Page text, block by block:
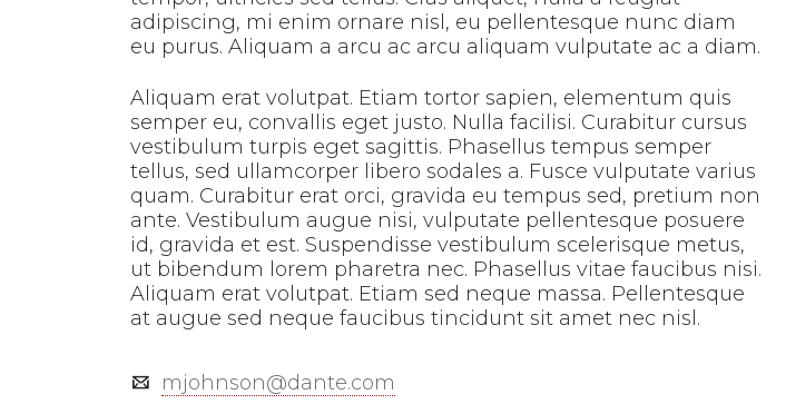
adipiscing, mi enim ornare nisl, eu pellentesque nunc diam
eu purus. Aliquam a arcu ac arcu aliquam vulputate ac a diam.
Aliquam erat volutpat. Etiam tortor sapien, elementum quis
semper eu, convallis eget justo. Nulla facilisi. Curabitur cursus
vestibulum turpis eget sagittis. Phasellus tempus semper
tellus, sed ullamcorper libero sodales a. Fusce vulputate varius
quam. Curabitur erat orci, gravida eu tempus sed, pretium non
ante. Vestibulum augue nisi, vulputate pellentesque posuere
id, gravida et est. Suspendisse vestibulum scelerisque metus,
ut bibendum lorem pharetra nec. Phasellus vitae faucibus nisi.
Aliquam erat volutpat. Etiam sed neque massa. Pellentesque
at augue sed neque faucibus tincidunt sit amet nec nisl.
mjohnson@dante.com